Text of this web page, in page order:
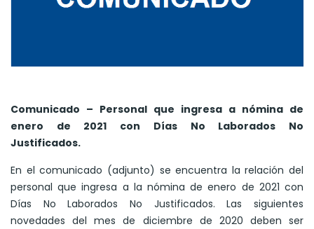
Comunicado – Personal que ingresa a nómina de
enero de 2021 con Días No Laborados No
Justificados.
En el comunicado (adjunto) se encuentra la relación del
personal que ingresa a la nómina de enero de 2021 con
Días No Laborados No Justificados. Las siguientes
novedades del mes de diciembre de 2020 deben ser